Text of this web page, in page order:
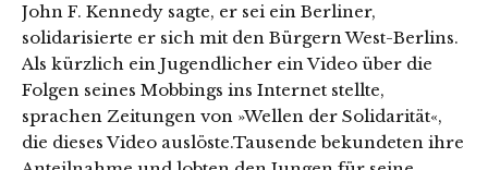
John F. Kennedy sagte, er sei ein Berliner,
solidarisierte er sich mit den Bürgern West-Berlins.
Als kürzlich ein Jugendlicher ein Video über die
Folgen seines Mobbings ins Internet stellte,
sprachen Zeitungen von »Wellen der Solidarität«,
die dieses Video auslöste.Tausende bekundeten ihre